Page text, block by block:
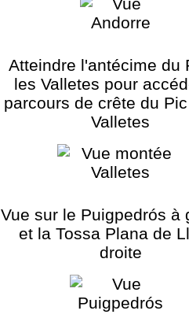
Atteindre l'antécime du
les Valletes pour
parcours de crête du
Valletes
Vue sur le Puigpedrós à
et la Tossa Plana de
droite